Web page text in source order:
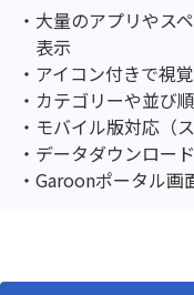
大量のアプリやス
表示
アイコン付きで視
カテゴリーや並び
モバイル版対応（
データダウンロー
Garoonポータル画